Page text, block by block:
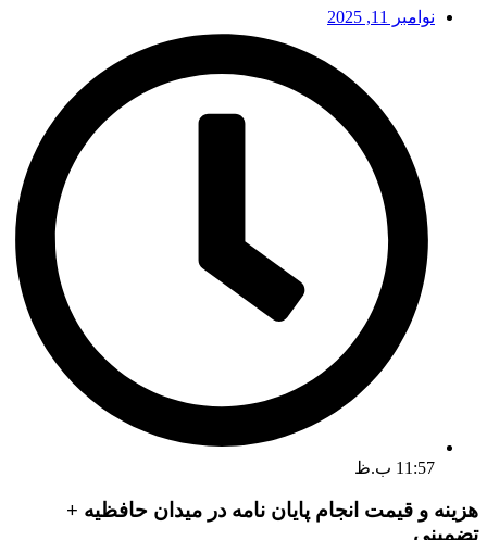
نوامبر 11, 2025
11:57 ب.ظ
هزینه و قیمت انجام پایان نامه در میدان حافظیه +
تضمینی